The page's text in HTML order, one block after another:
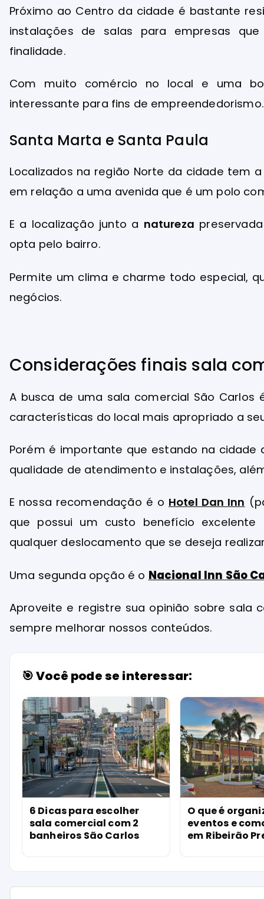
Próximo ao Centro da cidade é bastante
instalações de salas para empresas
finalidade.
Com muito comércio no local e uma
interessante para fins de empreendedorismo.
Santa Marta e Santa Paula
Localizados na região Norte da cidade tem
em relação a uma avenida que é um polo
E a localização junto a natureza
opta pelo bairro.
Permite um clima e charme todo especial,
negócios.
Considerações finais sala
A busca de uma sala comercial São
características do local mais apropriado a
Porém é importante que estando na cidade
qualidade de atendimento e instalações,
E nossa recomendação é o Hotel Dan Inn
que possui um custo benefício
qualquer deslocamento que se deseja
Uma segunda opção é o Nacional Inn São
Aproveite e registre sua opinião sobre sala
sempre melhorar nossos conteúdos.
🎯 Você pode se interessar:
6 Dicas para escolher
sala comercial com 2
banheiros São Carlos
O que é
eventos e
em Ribeirão